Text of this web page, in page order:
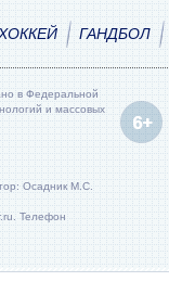
ГАНДБОЛ
в Федеральной
и массовых
Осадник М.С.
Телефон